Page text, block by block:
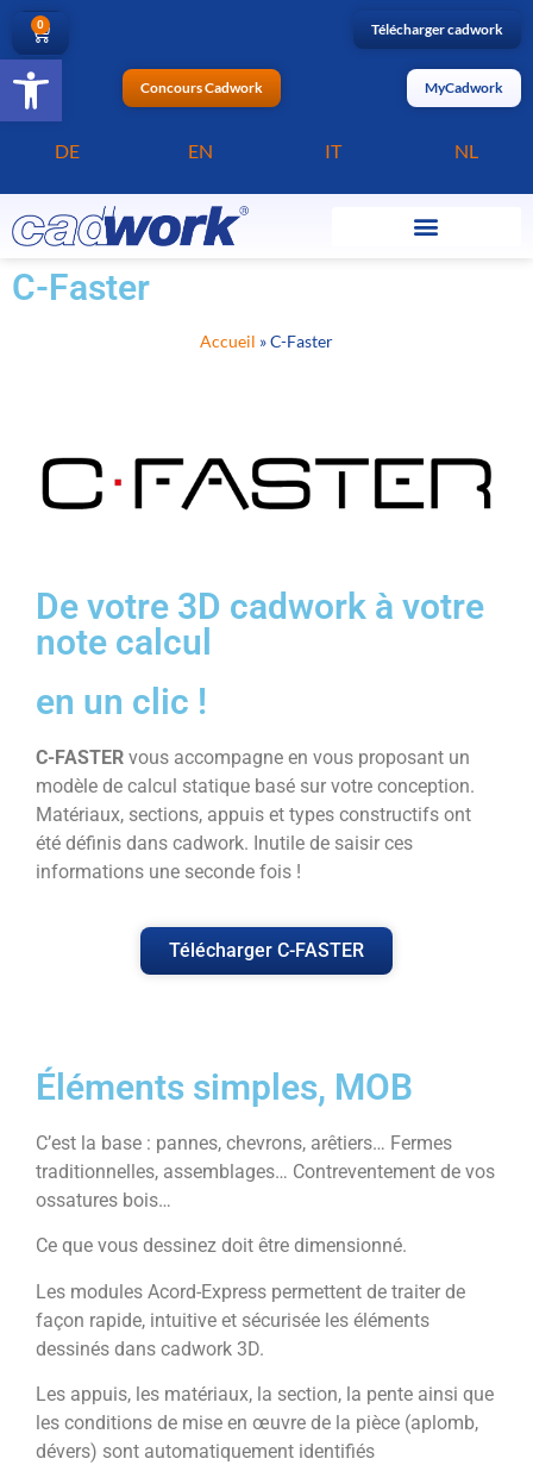
Ouvrir la barre d’outils
0 Télécharger cadwork
Concours Cadwork MyCadwork
DE EN IT NL
C-Faster
Accueil »C-Faster
De votre 3D cadwork à votre
note calcul
en un clic !
C-FASTER vous accompagne en vous proposant un
modèle de calcul statique basé sur votre conception.
Matériaux, sections, appuis et types constructifs ont
été définis dans cadwork. Inutile de saisir ces
informations une seconde fois !
Télécharger C-FASTER
Éléments simples, MOB
C’est la base : pannes, chevrons, arêtiers… Fermes
traditionnelles, assemblages… Contreventement de vos
ossatures bois…
Ce que vous dessinez doit être dimensionné.
Les modules Acord-Express permettent de traiter de
façon rapide, intuitive et sécurisée les éléments
dessinés dans cadwork 3D.
Les appuis, les matériaux, la section, la pente ainsi que
les conditions de mise en œuvre de la pièce (aplomb,
dévers) sont automatiquement identifiés